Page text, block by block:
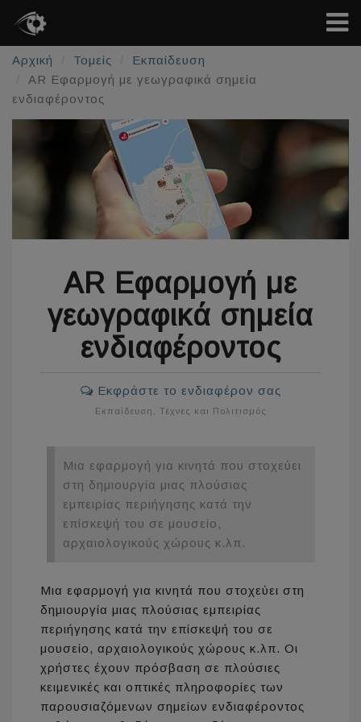
Αρχική Τομείς
Εκπαίδευση
AR Εφαρμογή με γεωγραφικά σημεία
ενδιαφέροντος
AR Εφαρμογή με
γεωγραφικά σημεία
ενδιαφέροντος
Εκφράστε το ενδιαφέρον σας
Εκπαίδευση Τέχνες και Πολιτισμός
Μια εφαρμογή για κινητά που στοχεύει
στη δημιουργία μιας πλούσιας
εμπειρίας περιήγησης κατά την
επίσκεψή του σε μουσείο,
αρχαιολογικούς χώρους κ.λπ.
Μια εφαρμογή για κινητά που στοχεύει στη
δημιουργία μιας πλούσιας εμπειρίας
περιήγησης κατά την επίσκεψή του σε
μουσείο, αρχαιολογικούς χώρους κ.λπ. Οι
χρήστες έχουν πρόσβαση σε πλούσιες
κειμενικές και οπτικές πληροφορίες των
παρουσιαζόμενων σημείων ενδιαφέροντος